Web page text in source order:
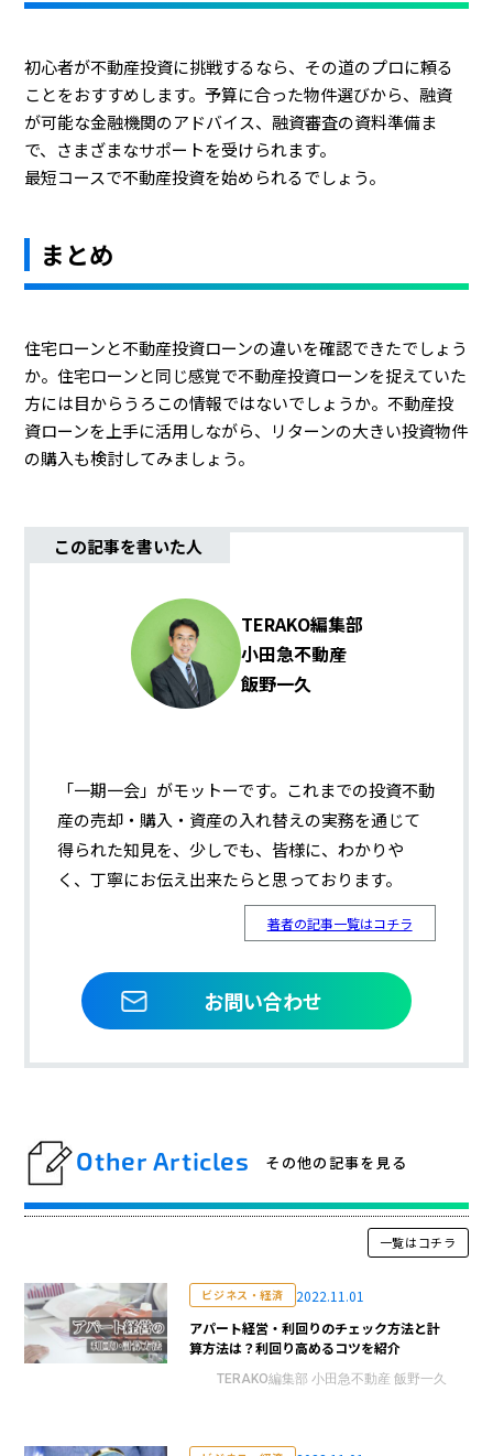
初心者が不動産投資に挑戦するなら、その道のプロに頼る
ことをおすすめします。予算に合った物件選びから、融資
が可能な金融機関のアドバイス、融資審査の資料準備ま
で、さまざまなサポートを受けられます。
最短コースで不動産投資を始められるでしょう。
まとめ
住宅ローンと不動産投資ローンの違いを確認できたでしょう
か。住宅ローンと同じ感覚で不動産投資ローンを捉えていた
方には目からうろこの情報ではないでしょうか。不動産投
資ローンを上手に活用しながら、リターンの大きい投資物件
の購入も検討してみましょう。
この記事を書いた人
TERAKO編集部
小田急不動産
飯野一久
「一期一会」がモットーです。これまでの投資不動
産の売却・購入・資産の入れ替えの実務を通じて
得られた知見を、少しでも、皆様に、わかりや
く、丁寧にお伝え出来たらと思っております。
著者の記事一覧はコチラ
お問い合わせ
Other Articles その他の記事を見る
一覧はコチラ
ビジネス・経済
2022.11.01
アパート経営・利回りのチェック方法と計
算方法は？利回り高めるコツを紹介
TERAKO編集部 小田急不動産 飯野一久